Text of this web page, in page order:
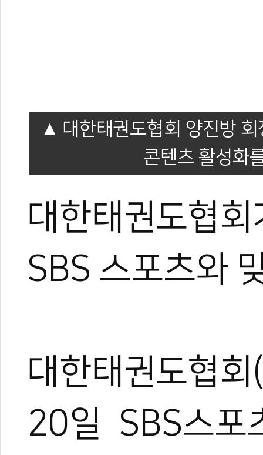
대한태권도협회 양진방
콘텐츠 활성화
대한태권도협
SBS 스포츠와
대한태권도협
20일 SBS스포